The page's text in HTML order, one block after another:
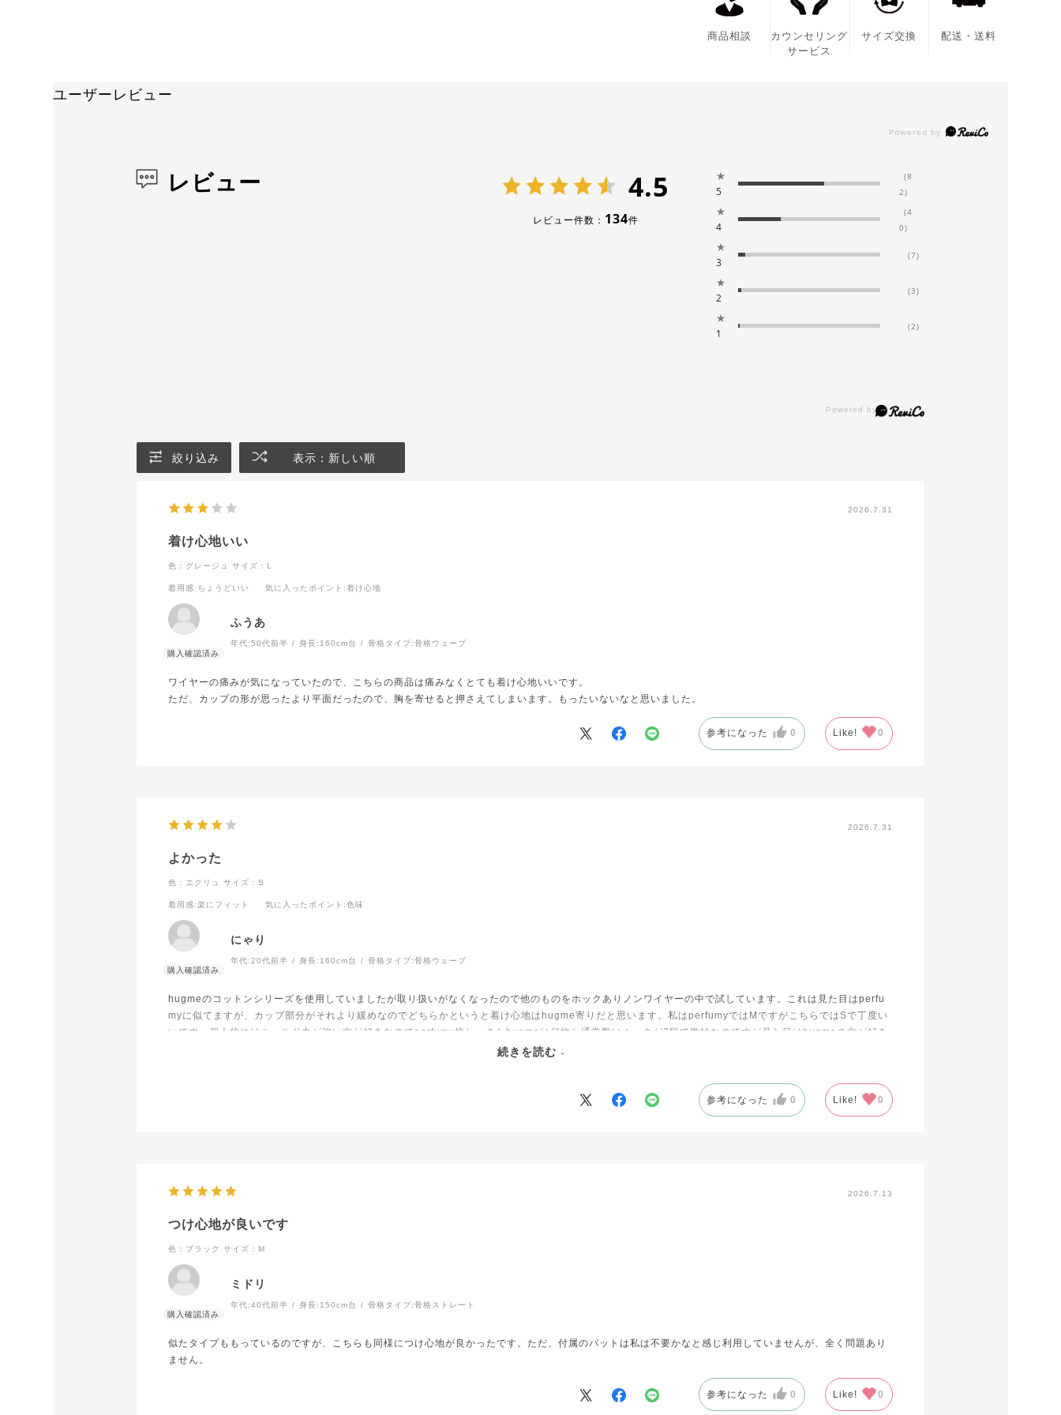
商品相談
カウンセリング
サービス
サイズ交換 配送・送料
ユーザーレビュー
レビュー 4.5
レビュー件数： 134件
★
5
(8
2)
★
4
(4
0)
★
3
(7)
★
2
(3)
★
1
(2)
絞り込み 表示：新しい順
2026.7.31
着け心地いい
色：グレージュ サイズ：L
着用感:ちょうどいい 気に入ったポイント :着け心地
ふうあ
年代:50代前半 身長: 160cm台 骨格タイプ:骨格ウェーブ
ワイヤーの痛みが気になっていたので、こちらの商品は痛みなくとても着け心地いいです。
ただ、カップの形が思ったより平面だったので、胸を寄せると押さえてしまいます。もったいないなと思いました。
参考になった 0 Like! 0
2026.7.31
よかった
色：エクリュ サイズ：S
着用感:楽にフィット 気に入ったポイント :色味
にゃり
年代:20代前半 身長: 160cm台 骨格タイプ:骨格ウェーブ
hugmeのコットンシリーズを使用していましたが取り扱いがなくなったので他のものをホックありノンワイヤーの中で試しています。これは見た目はperfu
myに似てますが、カップ部分がそれより緩めなのでどちらかというと着け心地はhugme寄りだと思います。私はperfumyではMですがこちらではSで丁度い
いです。個人的にはホールド力が強い方が好きなのでperfumy推し、またhugmeは何故か通常盤はホックが2段で微妙なのですが見た目はhugmeの方が好き
なのでこちらをリピートする可能性は低いです。perfumyにもhugmeにも無いもしくは売り切れのエクリュだけはまた買うかもしれません。perfumyのカッ
続きを読む
参考になった 0 Like! 0
2026.7.13
つけ心地が良いです
色：ブラック サイズ：M
ミドリ
年代:40代前半 身長: 150cm台 骨格タイプ:骨格ストレート
似たタイプももっているのですが、こちらも同様につけ心地が良かったです。ただ、付属のパットは私は不要かなと感じ利用していませんが、全く問題あり
ません。
参考になった 0 Like! 0